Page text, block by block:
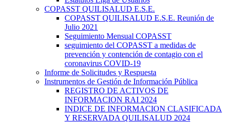
COPASST QUILISALUD E.S.E.
COPASST QUILISALUD E.S.E. Reunión de
Julio 2021
Seguimiento Mensual COPASST
seguimiento del COPASST a medidas de
prevención y contención de contagio con el
coronavirus COVID-19
Informe de Solicitudes y Respuesta
Instrumentos de Gestión de Información Pública
REGISTRO DE ACTIVOS DE
INFORMACION RAI 2024
INDICE DE INFORMACION CLASIFICADA
Y RESERVADA QUILISALUD 2024